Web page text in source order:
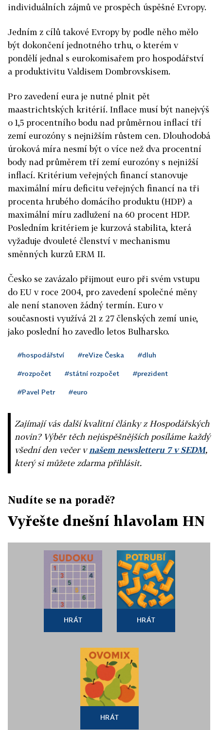
individuálních zájmů ve prospěch úspěšné Evropy.
Jedním z cílů takové Evropy by podle něho mělo
být dokončení jednotného trhu, o kterém v
pondělí jednal s eurokomisařem pro hospodářství
a produktivitu Valdisem Dombrovskisem.
Pro zavedení eura je nutné plnit pět
maastrichtských kritérií. Inflace musí být nanejvýš
o 1,5 procentního bodu nad průměrnou inflací tří
zemí eurozóny s nejnižším růstem cen. Dlouhodobá
úroková míra nesmí být o více než dva procentní
body nad průměrem tří zemí eurozóny s nejnižší
inflací. Kritérium veřejných financí stanovuje
maximální míru deficitu veřejných financí na tři
procenta hrubého domácího produktu (HDP) a
maximální míru zadlužení na 60 procent HDP.
Posledním kritériem je kurzová stabilita, která
vyžaduje dvouleté členství v mechanismu
směnných kurzů ERM II.
Česko se zavázalo přijmout euro při svém vstupu
do EU v roce 2004, pro zavedení společné měny
ale není stanoven žádný termín. Euro v
současnosti využívá 21 z 27 členských zemí unie,
jako poslední ho zavedlo letos Bulharsko.
#hospodářství #reVize Česka #dluh
#rozpočet #státní rozpočet #prezident
#Pavel Petr #euro
Zajímají vás další kvalitní články z Hospodářských
novin? Výběr těch nejúspěšnějších posíláme každý
všední den večer vnašem newsletteru 7 v SEDM,
který si můžete zdarma přihlásit.
Nudíte se na poradě?
Vyřešte dnešní hlavolam HN
HRÁT HRÁT
HRÁT